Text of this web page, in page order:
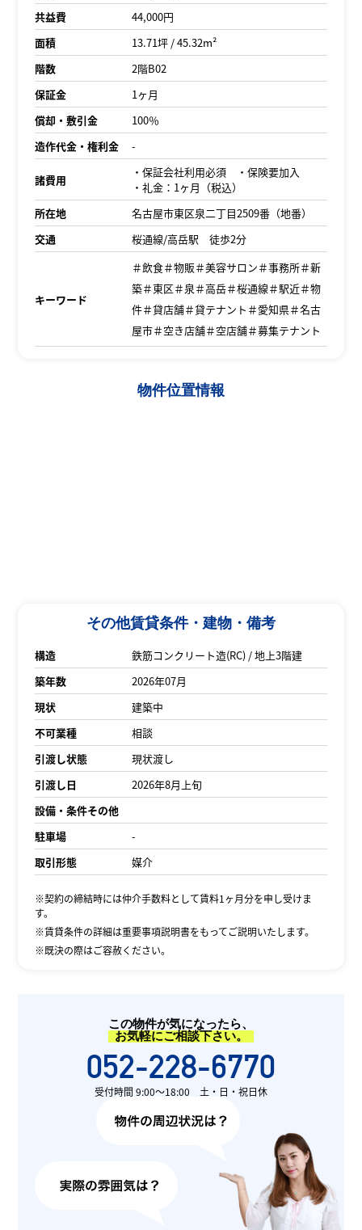
共益費
44,000円
面積
13.71坪 / 45.32m²
階数
2階B02
保証金
1ヶ月
償却・敷引金
100％
造作代金・権利金
-
諸費用
・保証会社利用必須 ・保険要加入
・礼金：1ヶ月（税込）
所在地
名古屋市東区泉二丁目2509番（地番）
交通
桜通線/高岳駅 徒歩2分
キーワード
＃飲食＃物販＃美容サロン＃事務所＃新
築＃東区＃泉＃高岳＃桜通線＃駅近＃物
件＃貸店舗＃貸テナント＃愛知県＃名古
屋市＃空き店舗＃空店舗＃募集テナント
物件位置情報
その他賃貸条件・建物・備考
構造
鉄筋コンクリート造(RC) / 地上3階建
築年数
2026年07月
現状
建築中
不可業種
相談
引渡し状態
現状渡し
引渡し日
2026年8月上旬
設備・条件その他
駐車場
-
取引形態
媒介
※契約の締結時には仲介手数料として賃料1ヶ月分を申し受けま
す。
※賃貸条件の詳細は重要事項説明書をもってご説明いたします。
※既決の際はご容赦ください。
この物件が気になったら、
お気軽にご相談下さい。
052-228-6770
受付時間 9:00〜18:00 土・日・祝日休